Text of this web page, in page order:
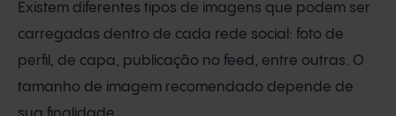
Existem diferentes tipos de imagens que podem ser
carregadas dentro de cada rede social: foto de
perfil, de capa, publicação no feed, entre outras. O
tamanho de imagem recomendado depende de